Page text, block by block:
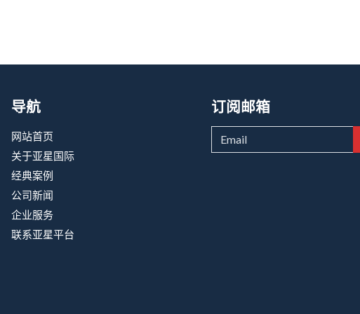
导航
网站首页
关于亚星国际
经典案例
公司新闻
企业服务
联系亚星平台
订阅邮箱